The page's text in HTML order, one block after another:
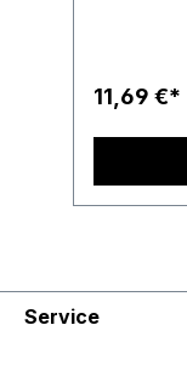
11,69 €*
Service